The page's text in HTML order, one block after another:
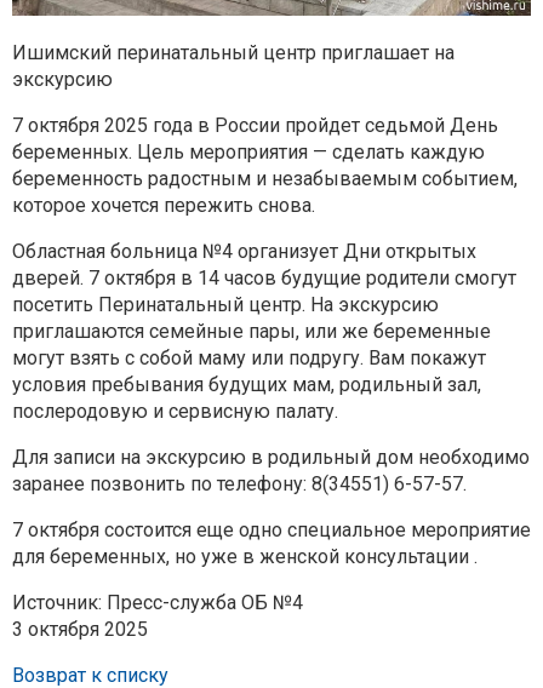
Ишимский перинатальный центр приглашает на
экскурсию
7 октября 2025 года в России пройдет седьмой День
беременных. Цель мероприятия — сделать каждую
беременность радостным и незабываемым событием,
которое хочется пережить снова.
Областная больница №4 организует Дни открытых
дверей. 7 октября в 14 часов будущие родители смогут
посетить Перинатальный центр. На экскурсию
приглашаются семейные пары, или же беременные
могут взять с собой маму или подругу. Вам покажут
условия пребывания будущих мам, родильный зал,
послеродовую и сервисную палату.
Для записи на экскурсию в родильный дом необходимо
заранее позвонить по телефону: 8(34551) 6-57-57.
7 октября состоится еще одно специальное мероприятие
для беременных, но уже в женской консультации .
Источник: Пресс-служба ОБ №4
3 октября 2025
Возврат к списку